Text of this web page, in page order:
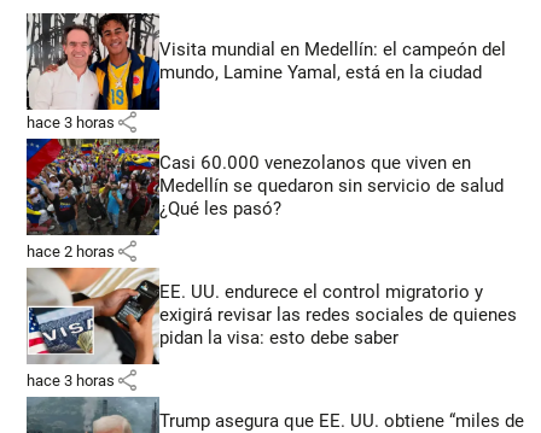
Visita mundial en Medellín: el campeón del
mundo, Lamine Yamal, está en la ciudad
hace 3 horas share
Casi 60.000 venezolanos que viven en
Medellín se quedaron sin servicio de salud
¿Qué les pasó?
hace 2 horas share
EE. UU. endurece el control migratorio y
exigirá revisar las redes sociales de quienes
pidan la visa: esto debe saber
hace 3 horas share
Trump asegura que EE. UU. obtiene “miles de